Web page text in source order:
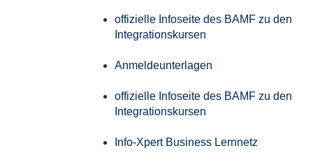
offizielle Infoseite des BAMF zu den
Integrationskursen
Anmeldeunterlagen
offizielle Infoseite des BAMF zu den
Integrationskursen
Info-Xpert Business Lernnetz